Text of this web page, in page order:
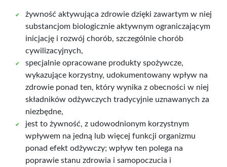
żywność aktywująca zdrowie dzięki zawartym w niej
substancjom biologicznie aktywnym ograniczającym
inicjację i rozwój chorób, szczególnie chorób
cywilizacyjnych,
specjalnie opracowane produkty spożywcze,
wykazujące korzystny, udokumentowany wpływ na
zdrowie ponad ten, który wynika z obecności w niej
składników odżywczych tradycyjnie uznawanych za
niezbędne,
jest to żywność, z udowodnionym korzystnym
wpływem na jedną lub więcej funkcji organizmu
ponad efekt odżywczy; wpływ ten polega na
poprawie stanu zdrowia i samopoczucia i